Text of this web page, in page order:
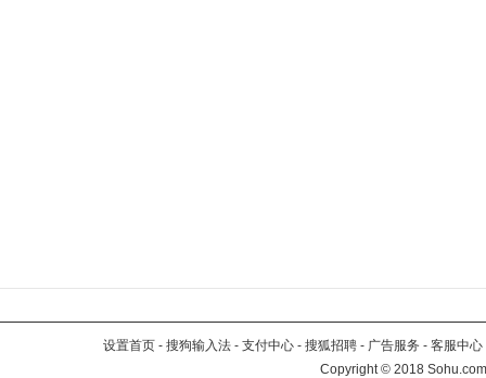
设置首页 - 搜狗输入法 - 支付中心 - 搜狐招聘 - 广告服务 - 客服中心
Copyright©2018